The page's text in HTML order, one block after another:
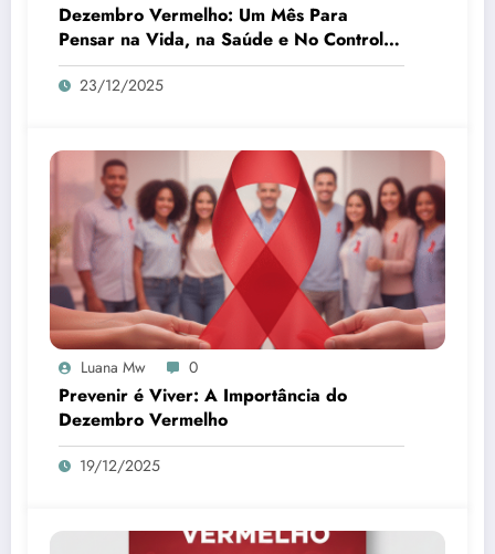
Dezembro Vermelho: Um Mês Para
Pensar na Vida, na Saúde e No Controle
da Diabetes
23/12/2025
Luana Mw 0
Prevenir é Viver: A Importância do
Dezembro Vermelho
19/12/2025